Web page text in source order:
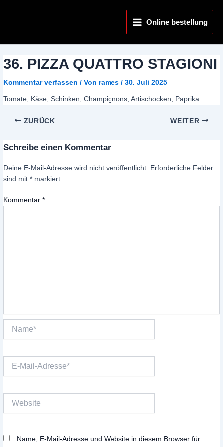
Main
MenuOnline bestellung
36. PIZZA QUATTRO STAGIONI
Kommentar verfassen / Von rames/30. Juli 2025
Tomate, Käse, Schinken, Champignons, Artischocken, Paprika
ZURÜCK WEITER
Schreibe einen Kommentar
Deine E-Mail-Adresse wird nicht veröffentlicht.
Erforderliche Felder
sind mit* markiert
Kommentar*
Name*
Mail-
Website
Name, E-Mail-Adresse und Website in diesem Browser für